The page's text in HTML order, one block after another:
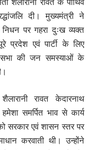
दी। मुख्यमंत्री ने
निधन पर गहरा दुःख व्यक्त
एवं पार्टी के लिए
की जन समस्याओं के
रावत केदारनाथ
समर्पित भाव से कार्य
सरकार एवं शासन स्तर पर
करवाती थी। उन्होंने